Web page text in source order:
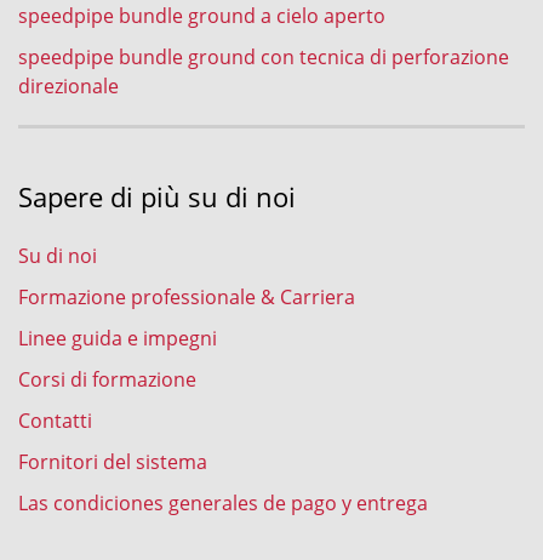
speedpipe bundle ground a cielo aperto
speedpipe bundle ground con tecnica di perforazione
direzionale
Sapere di più su di noi
Su di noi
Formazione professionale & Carriera
Linee guida e impegni
Corsi di formazione
Contatti
Fornitori del sistema
Las condiciones generales de pago y entrega